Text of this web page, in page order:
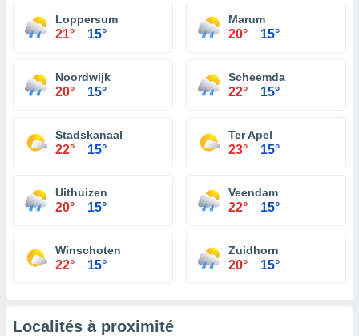
Loppersum
21° 15°
Marum
20° 15°
Noordwijk
20° 15°
Scheemda
22° 15°
Stadskanaal
22° 15°
Ter Apel
23° 15°
Uithuizen
20° 15°
Veendam
22° 15°
Winschoten
22° 15°
Zuidhorn
20° 15°
Localités à proximité